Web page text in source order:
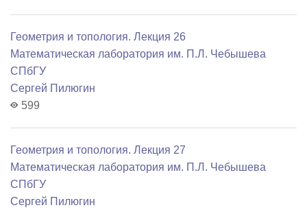
Геометрия и топология. Лекция 26
Математичеcкая лаборатория им. П.Л. Чебышева
СПбГУ
Сергей Пилюгин
599
Геометрия и топология. Лекция 27
Математичеcкая лаборатория им. П.Л. Чебышева
СПбГУ
Сергей Пилюгин